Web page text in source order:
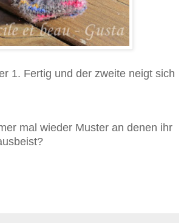
1. Fertig und der zweite neigt sich
mal wieder Muster an denen ihr